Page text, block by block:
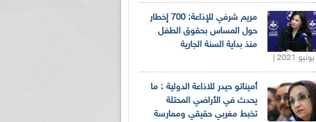
مريم شرفي للإذاعة: 700 إخطار
حول المساس بحقوق الطفل
منذ بداية السنة الجارية
أميناتو حيدر للاذاعة الدولية : ما
يحدث في الأراضي المحتلة
تخبط مغربي حقيقي وممارسة